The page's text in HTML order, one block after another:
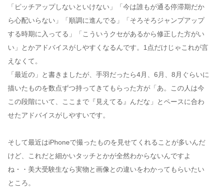
「ピッチアップしないといけない」「今は誰もが通る停滞期だか
ら心配いらない」「順調に進んでる」「そろそろジャンプアップ
する時期に入ってる」「こういうクセがあるから修正した方がい
い」とかアドバイスがしやすくなるんです。1点だけじゃこれが言
えなくて。
「最近の」と書きましたが、手羽だったら4月、6月、8月ぐらいに
描いたものを数点ずつ持ってきてもらった方が「あ。この人は今
この段階にいて、ここまで『見えてる』んだな」とペースに合わ
せたアドバイスがしやすいです。
そして最近はiPhoneで撮ったものを見せてくれることが多いんだ
けど、これだと細かいタッチとかが全然わからないんですよ
ね・・美大受験生なら実物と画像との違いをわかってもらいたい
ところ。